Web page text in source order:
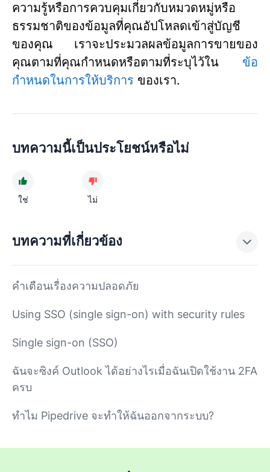
ความรู้หรือการควบคุมเกี่ยวกับหมวดหมู่หรือ
ธรรมชาติของข้อมูลที่คุณอัปโหลดเข้าสู่บัญชี
ของคุณ เราจะประมวลผลข้อมูลการขายของ
คุณตามที่คุณกำหนดหรือตามที่ระบุไว้ใน ข้อ
กำหนดในการให้บริการ ของเรา.
บทความนี้เป็นประโยชน์หรือไม่
ใช่ ไม่
บทความที่เกี่ยวข้อง
คำเตือนเรื่องความปลอดภัย
Using SSO (single sign-on) with security rules
Single sign-on (SSO)
ฉันจะซิงค์ Outlook ได้อย่างไรเมื่อฉันเปิดใช้งาน 2FA
ครบ
ทำไม Pipedrive จะทำให้ฉันออกจากระบบ?